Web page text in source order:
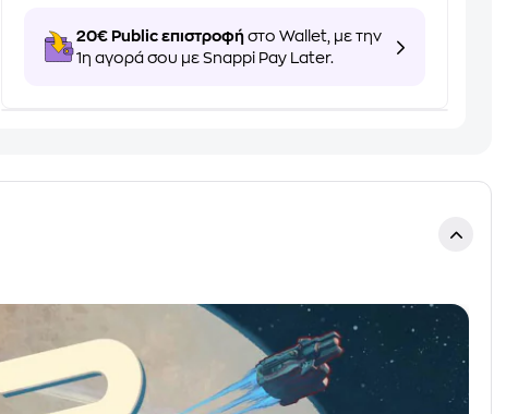
20€ Public επιστροφή στο Wallet, με την
1η αγορά σου με Snappi Pay Later.